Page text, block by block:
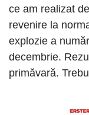
ce am realizat
revenire la
explozie a
decembrie.
primăvară.